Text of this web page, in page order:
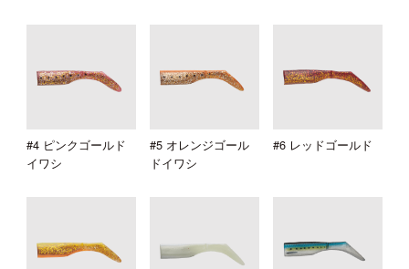
#4 ピンクゴールド
イワシ
#5 オレンジゴール
ドイワシ
#6 レッドゴールド